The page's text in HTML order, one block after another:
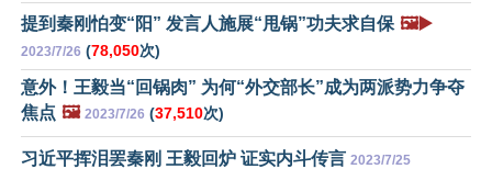
提到秦刚怕变“阳” 发言人施展“甩锅”功夫求自保 🖼️▶️
2023/7/26 (78,050次)
意外！王毅当“回锅肉” 为何“外交部长”成为两派势力争夺
焦点 🖼️ 2023/7/26 (37,510次)
习近平挥泪罢秦刚 王毅回炉 证实内斗传言 2023/7/25